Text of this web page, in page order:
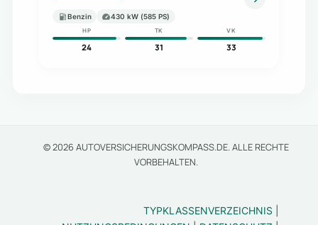
Benzin 430 kW (585 PS)
HP
24
TK
31
VK
33
© 2026 AUTOVERSICHERUNGSKOMPASS.DE. ALLE RECHTE
VORBEHALTEN.
TYPKLASSENVERZEICHNIS